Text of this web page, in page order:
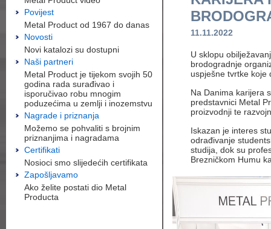
Povijest
Metal Product od 1967 do danas
Novosti
Novi katalozi su dostupni
Naši partneri
Metal Product je tijekom svojih 50
godina rada surađivao i
isporučivao robu mnogim
poduzećima u zemlji i inozemstvu
Nagrade i priznanja
Možemo se pohvaliti s brojnim
priznanjima i nagradama
Certifikati
Nosioci smo slijedećih certifikata
Zapošljavamo
Ako želite postati dio Metal
Producta
11.11.2022
U sklopu
brodogradnje
uspješne tvrtke koje
Na Danima karijera
predstavnici Metal
proizvodnji te
Iskazan je interes
odrađivanje
studija, dok su
Brezničkom Humu